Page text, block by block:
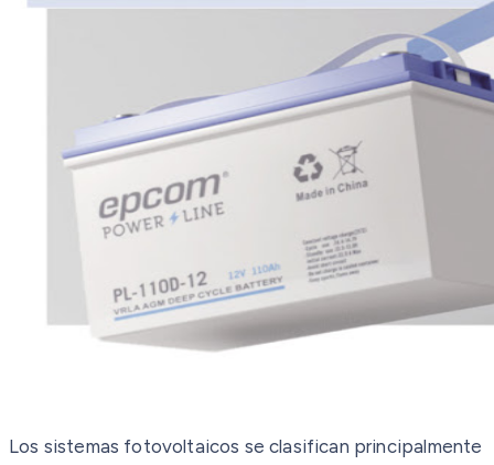
Los sistemas fotovoltaicos se clasifican principalmente